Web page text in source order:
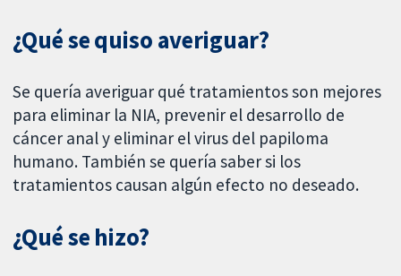
¿Qué se quiso averiguar?
Se quería averiguar qué tratamientos son mejores
para eliminar la NIA, prevenir el desarrollo de
cáncer anal y eliminar el virus del papiloma
humano. También se quería saber si los
tratamientos causan algún efecto no deseado.
¿Qué se hizo?